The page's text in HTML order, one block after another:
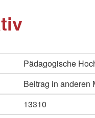
Pädagogische
Beitrag in anderen
13310